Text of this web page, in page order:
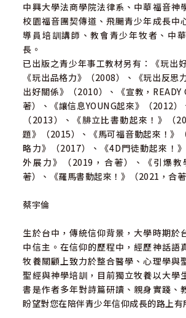
中興大學法商學院法律系、中華福音神
校園福音團契傳道、飛颺青少年成長中
導員培訓講師、教會青少年牧者、中
長。
已出版之青少年事工教材另有：《玩出
《玩出品格力》（2008）、《玩出反思
出好關係》（2010）、《宣教，READY
著）、《讓信息YOUNG起來》（2012）
（2013）、《腓立比書動起來！》（
題》（2015）、《馬可福音動起來！》
略力》（2017）、《4D門徒動起來！
外展力》（2019，合著）、《引爆教
著）、《羅馬書動起來！》（2021，合著
蔡宇倫
生於台中，傳統信仰背景，大學時期於
中信主。在信仰的歷程中，經歷神話語
牧養關顧上致力於整合醫學、心理學與
聖經與神學培訓，目前獨立牧養以大學
書是作者多年對詩篇研讀、親身實踐、
盼望對您在陪伴青少年信仰成長的路上有